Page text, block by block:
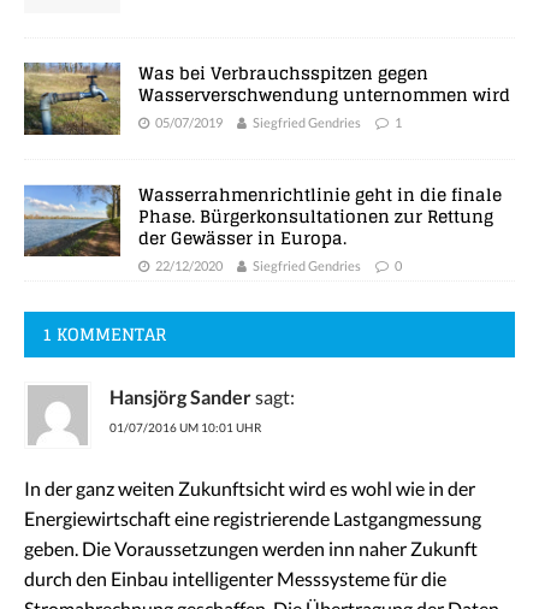
Was bei Verbrauchsspitzen gegen
Wasserverschwendung unternommen wird
05/07/2019 Siegfried Gendries 1
Wasserrahmenrichtlinie geht in die finale
Phase. Bürgerkonsultationen zur Rettung
der Gewässer in Europa.
22/12/2020 Siegfried Gendries 0
1 KOMMENTAR
Hansjörg Sandersagt:
01/07/2016 UM 10:01 UHR
In der ganz weiten Zukunftsicht wird es wohl wie in der
Energiewirtschaft eine registrierende Lastgangmessung
geben. Die Voraussetzungen werden inn naher Zukunft
durch den Einbau intelligenter Messsysteme für die